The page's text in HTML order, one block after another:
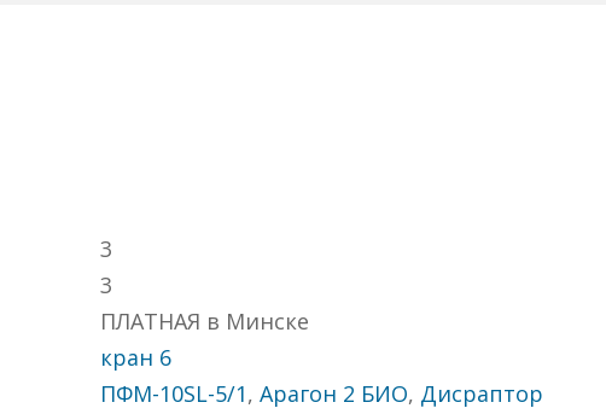
3
3
ПЛАТНАЯ в Минске
кран 6
ПФМ-10SL-5/1, Арагон 2 БИО, Дисраптор